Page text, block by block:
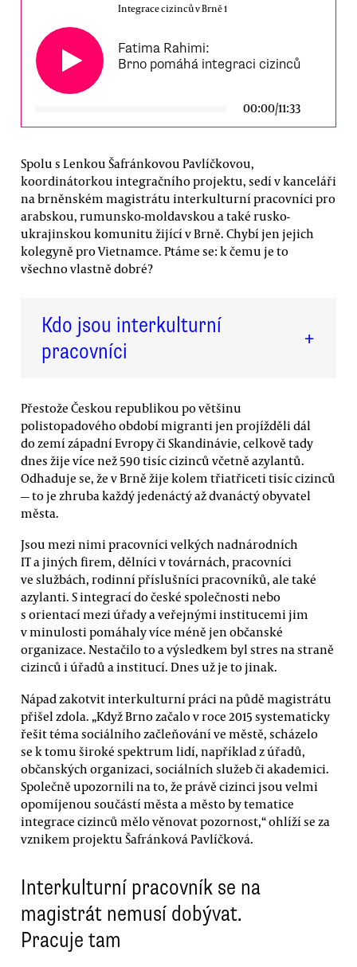
00:00/11:33
Fatima Rahimi:
Brno pomáhá integraci cizinců
Integrace cizinců v Brně 1
Spolu s Lenkou Šafránkovou Pavlíčkovou,
koordinátorkou integračního projektu, sedí v kanceláři
na brněnském magistrátu interkulturní pracovníci pro
arabskou, rumunsko-moldavskou a také rusko-
ukrajinskou komunitu žijící v Brně. Chybí jen jejich
kolegyně pro Vietnamce. Ptáme se: k čemu je to
všechno vlastně dobré?
Kdo jsou interkulturní
pracovníci
+
Přestože Českou republikou po většinu
polistopadového období migranti jen projížděli dál
do zemí západní Evropy či Skandinávie, celkově tady
dnes žije více než 590 tisíc cizinců včetně azylantů.
Odhaduje se, že v Brně žije kolem třiatřiceti tisíc cizinců
— to je zhruba každý jedenáctý až dvanáctý obyvatel
města.
Jsou mezi nimi pracovníci velkých nadnárodních
IT a jiných firem, dělníci v továrnách, pracovníci
ve službách, rodinní příslušníci pracovníků, ale také
azylanti. S integrací do české společnosti nebo
s orientací mezi úřady a veřejnými institucemi jim
v minulosti pomáhaly více méně jen občanské
organizace. Nestačilo to a výsledkem byl stres na straně
cizinců i úřadů a institucí. Dnes už je to jinak.
Nápad zakotvit interkulturní práci na půdě magistrátu
přišel zdola. „Když Brno začalo v roce 2015 systematicky
řešit téma sociálního začleňování ve městě, scházelo
se k tomu široké spektrum lidí, například z úřadů,
občanských organizaci, sociálních služeb či akademici.
Společně upozornili na to, že právě cizinci jsou velmi
opomíjenou součástí města a město by tematice
integrace cizinců mělo věnovat pozornost,“ ohlíží se za
vznikem projektu Šafránková Pavlíčková.
Interkulturní pracovník se na
magistrát nemusí dobývat.
Pracuje tam